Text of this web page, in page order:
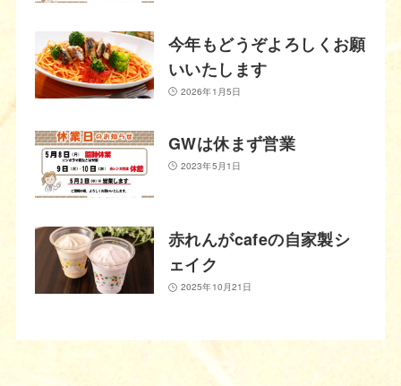
今年もどうぞよろしくお願
いいたします
2026年1月5日
GWは休まず営業
2023年5月1日
赤れんがcafeの自家製シ
ェイク
2025年10月21日